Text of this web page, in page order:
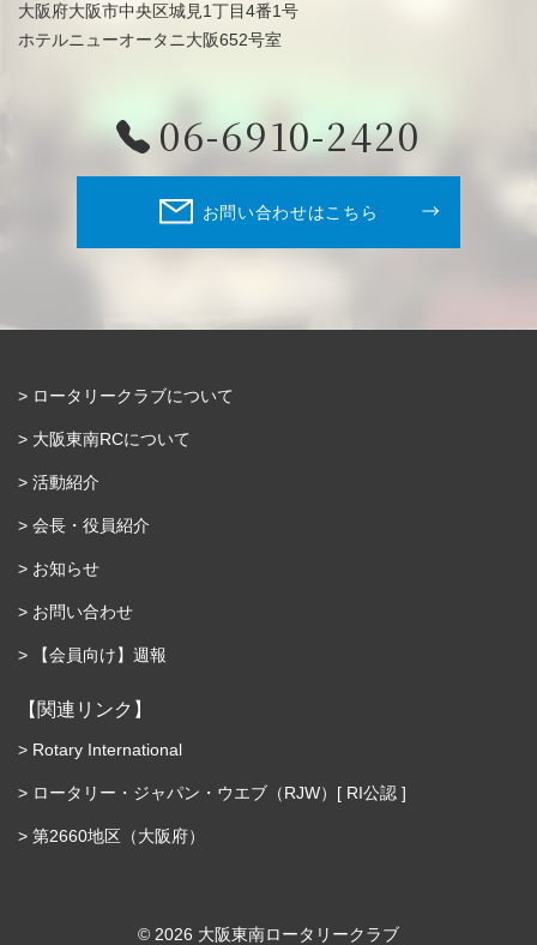
大阪府大阪市中央区城見1丁目4番1号
ホテルニューオータニ大阪652号室
06-6910-2420
お問い合わせはこちら
ロータリークラブについて
大阪東南RCについて
活動紹介
会長・役員紹介
お知らせ
お問い合わせ
【会員向け】週報
【関連リンク】
Rotary International
ロータリー・ジャパン・ウエブ（RJW）[ RI公認 ]
第2660地区（大阪府）
©︎ 2026 大阪東南ロータリークラブ